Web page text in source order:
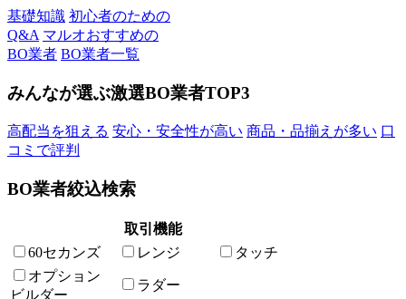
基礎知識 初心者のための
Q&A マルオおすすめの
BO業者 BO業者一覧
みんなが選ぶ激選BO業者TOP3
高配当を狙える 安心・安全性が高い 商品・品揃えが多い 口
コミで評判
BO業者絞込検索
取引機能
60セカンズ
レンジ
タッチ
オプション
ビルダー
ラダー